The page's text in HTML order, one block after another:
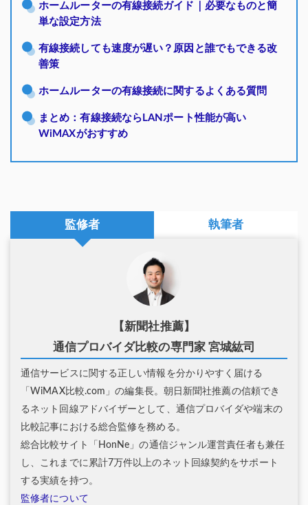
ホームルーターの有線接続ガイド｜必要なものと簡
単な設定方法
有線接続しても速度が遅い？原因と誰でもできる改
善策
ホームルーターの有線接続に関するよくある質問
まとめ：有線接続ならLANポート性能が高い
WiMAXがおすすめ
監修者 執筆者
【新聞社推薦】
通信プロバイダ比較の専門家 宮城紘司
通信サービスに関する正しい情報を分かりやすく届ける
「WiMAX比較.com」の編集長。朝日新聞社推薦の信頼でき
るネット回線アドバイザーとして、通信プロバイダや端末の
比較記事における総合監修を務める。
総合比較サイト「HonNe」の通信ジャンル運営責任者も兼任
し、これまでに累計7万件以上のネット回線契約をサポート
する実績を持つ。
監修者について